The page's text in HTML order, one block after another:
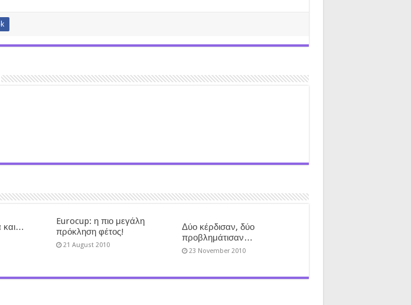
και…
Eurocup: η πιο μεγάλη
πρόκληση φέτος!
21 August 2010
Δύο κέρδισαν, δύο
προβλημάτισαν…
23 November 2010